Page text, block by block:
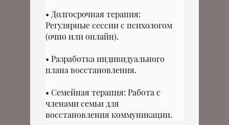
Долгосрочная терапия:
Регулярные сессии с психологом
(очно или онлайн).
Разработка индивидуального
плана восстановления.
Семейная терапия: Работа с
членами семьи для
восстановления коммуникации.